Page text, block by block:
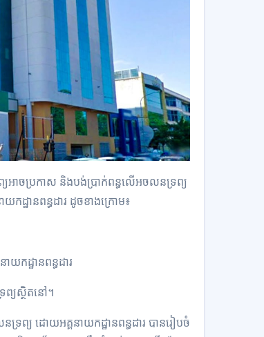
យអាចប្រកាស និងបង់ប្រាក់ពន្ធលើអចលនទ្រព្យ
ដ្ឋានពន្ធដារ ដូចខាងក្រោម៖
កដ្ឋានពន្ធដារ
ព្យស្ថិតនៅ។
ព្យ ដោយអគ្គនាយកដ្ឋានពន្ធដារ បានរៀបចំ